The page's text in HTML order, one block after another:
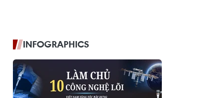
INFOGRAPHICS